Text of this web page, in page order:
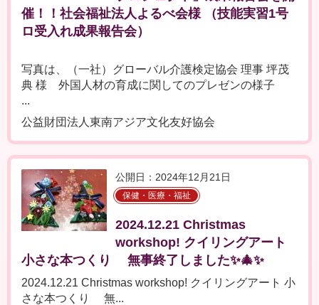
催！！社会福祉法人よるべ会様 （技能実習1号
ロ受入れ成果報告会）
写真は、（一社）グローバル介護検定協会 理事 坪茂
典 様 外国人材の育成に関してのプレゼンの様子
...
公益財団法人東南アジア文化友好協会
公開日：2024年12月21日
保健・医療・福祉
2024.12.21 Christmas
workshop! クイリングアート
小さな本つくり 無事終了しました✨🎄✨
2024.12.21 Christmas workshop! クイリングアート 小
さな本つくり 無...